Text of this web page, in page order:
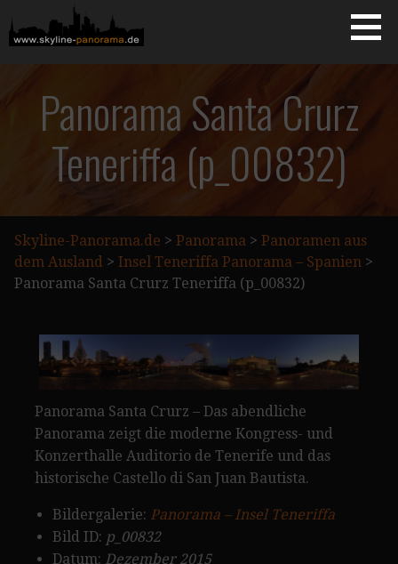
Inhalt
springen
SKYLINE-PANORAMA.DE
Panorama Santa Crurz
Teneriffa (p_00832)
Skyline-Panorama.de > Panorama > Panoramen aus
dem Ausland > Insel Teneriffa Panorama – Spanien >
Panorama Santa Crurz Teneriffa (p_00832)
Panorama Santa Crurz – Das abendliche
Panorama zeigt die moderne Kongress- und
Konzerthalle Auditorio de Tenerife und das
historische Castello di San Juan Bautista.
Bildergalerie: Panorama – Insel Teneriffa
Bild ID: p_00832
Datum: Dezember 2015